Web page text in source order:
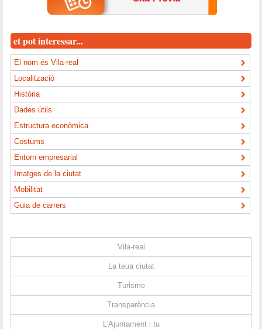
et pot interessar...
El nom és Vila-real
Localització
Història
Dades útils
Estructura econòmica
Costums
Entorn empresarial
Imatges de la ciutat
Mobilitat
Guia de carrers
Vila-real
La teua ciutat
Turisme
Transparència
L'Ajuntament i tu